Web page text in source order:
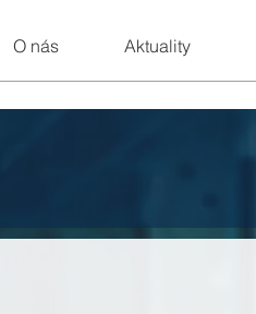
O nás Aktuality